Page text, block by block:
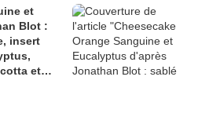
et
Blot :
insert
et